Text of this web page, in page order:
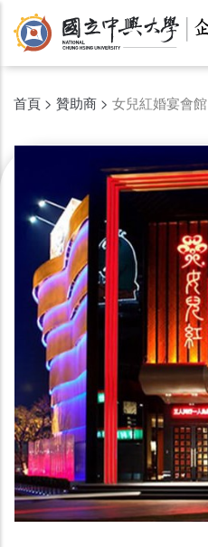
至
內
容首頁 > 贊助商 > 女兒紅婚宴會館